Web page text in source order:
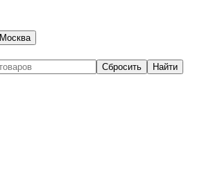
Москва
Сбросить
Найти